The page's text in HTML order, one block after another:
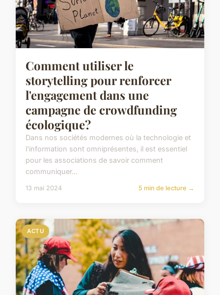
Comment utiliser le
storytelling pour renforcer
l'engagement dans une
campagne de crowdfunding
écologique?
Dans nos sociétés modernes où la technologie et
l'information sont omniprésentes, il est essentiel
pour les associations de savoir comment
communiquer...
13 mai 2024 5 min de lecture →
ACTU